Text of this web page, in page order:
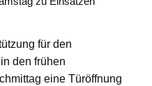
für den
den frühen
eine Türöffnung